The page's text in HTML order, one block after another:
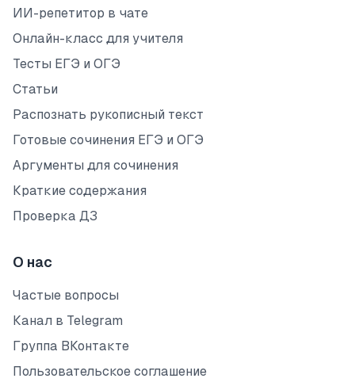
ИИ-репетитор в чате
Онлайн-класс для учителя
Тесты ЕГЭ и ОГЭ
Статьи
Распознать рукописный текст
Готовые сочинения ЕГЭ и ОГЭ
Аргументы для сочинения
Краткие содержания
Проверка ДЗ
О нас
Частые вопросы
Канал в Telegram
Группа ВКонтакте
Пользовательское соглашение